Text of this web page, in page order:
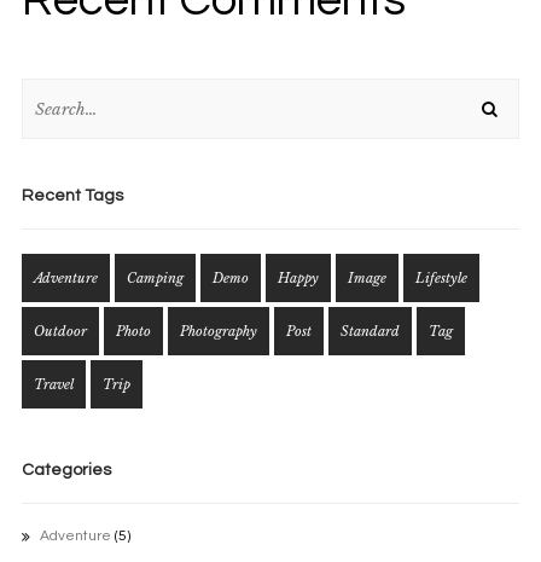
Recent Tags
Adventure Camping Demo Happy Image Lifestyle
Outdoor Photo Photography Post Standard Tag
Travel Trip
Categories
Adventure (5)